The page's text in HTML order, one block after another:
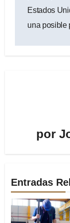
Estados
una posible
por
Entradas